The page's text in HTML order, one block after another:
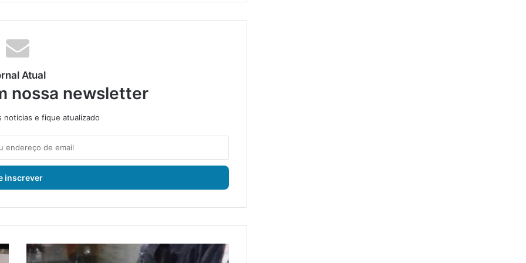
Atual
nossa newsletter
notícias e fique atualizado
S